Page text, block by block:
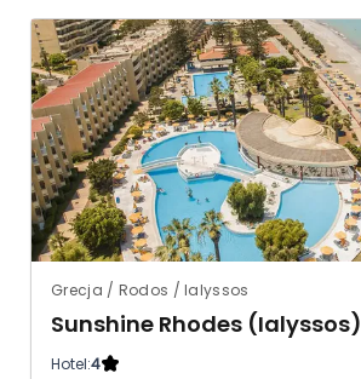
Grecja / Rodos / Ialyssos
Sunshine Rhodes (Ialyssos)
Hotel:4